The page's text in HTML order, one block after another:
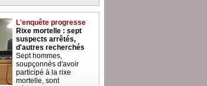
L'enquête progresse
Rixe mortelle : sept
suspects arrêtés,
d'autres recherchés
Sept hommes,
soupçonnés d'avoir
participé à la rixe
mortelle, sont